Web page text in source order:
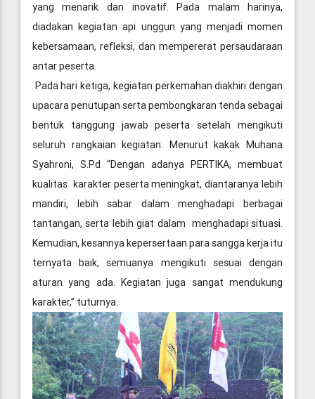
yang menarik dan inovatif. Pada malam harinya,
diadakan kegiatan api unggun yang menjadi momen
kebersamaan, refleksi, dan mempererat persaudaraan
antar peserta.
Pada hari ketiga, kegiatan perkemahan diakhiri dengan
upacara penutupan serta pembongkaran tenda sebagai
bentuk tanggung jawab peserta setelah mengikuti
seluruh rangkaian kegiatan. Menurut kakak Muhana
Syahroni, S.Pd “Dengan adanya PERTIKA, membuat
kualitas karakter peserta meningkat, diantaranya lebih
mandiri, lebih sabar dalam menghadapi berbagai
tantangan, serta lebih giat dalam menghadapi situasi.
Kemudian, kesannya kepersertaan para sangga kerja itu
ternyata baik, semuanya mengikuti sesuai dengan
aturan yang ada. Kegiatan juga sangat mendukung
karakter,” tuturnya.